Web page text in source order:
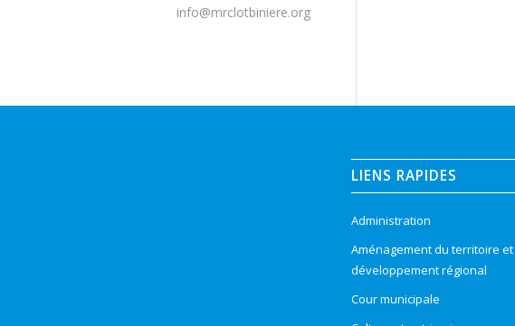
info@mrclotbiniere.org
LIENS RAPIDES
Administration
Aménagement du territoire et
développement régional
Cour municipale